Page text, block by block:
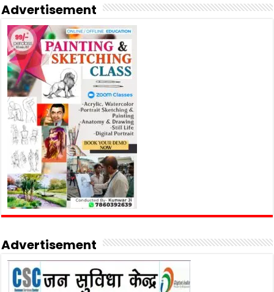
Advertisement
Advertisement